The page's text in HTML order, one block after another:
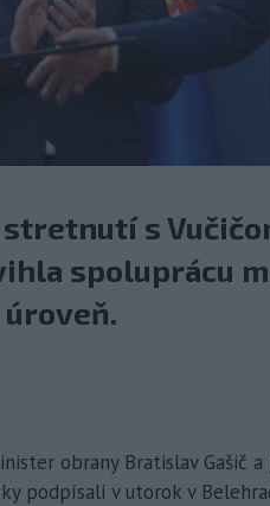
s
spoluprácu
obrany Bratislav Gašič
podpísali v utorok v